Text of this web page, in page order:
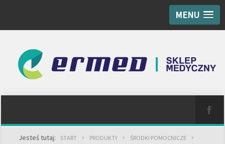
MENU
Jesteś tutaj: START PRODUKTY ŚRODKI POMOCNICZE